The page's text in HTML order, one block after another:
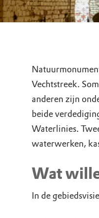
Vechtstreek.
anderen zijn
beide
Waterlinies.
waterwerken,
Wat
In de